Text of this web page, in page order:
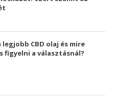
legjobb CBD olaj és mire
figyelni a választásnál?